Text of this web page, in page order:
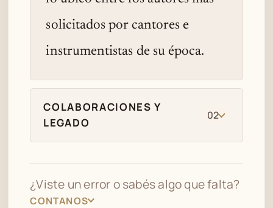
solicitados por cantores e
instrumentistas de su época.
COLABORACIONES Y
LEGADO
02
¿Viste un error o sabés algo que falta?
CONTANOS